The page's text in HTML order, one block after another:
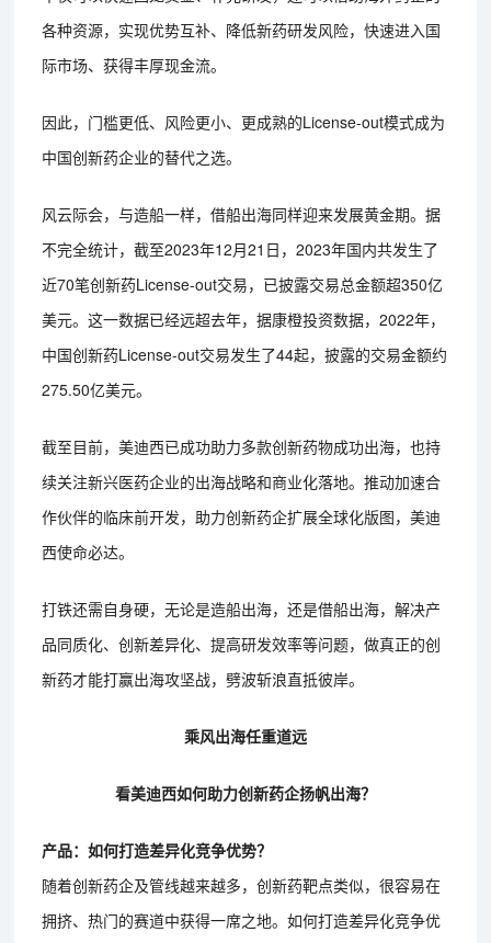
各种资源，实现优势互补、降低新药研发风险，快速进入国
际市场、获得丰厚现金流。
因此，门槛更低、风险更小、更成熟的License-out模式成为
中国创新药企业的替代之选。
风云际会，与造船一样，借船出海同样迎来发展黄金期。据
不完全统计，截至2023年12月21日，2023年国内共发生了
近70笔创新药License-out交易，已披露交易总金额超350亿
美元。这一数据已经远超去年，据康橙投资数据，2022年，
中国创新药License-out交易发生了44起，披露的交易金额约
275.50亿美元。
截至目前，美迪西已成功助力多款创新药物成功出海，也持
续关注新兴医药企业的出海战略和商业化落地。推动加速合
作伙伴的临床前开发，助力创新药企扩展全球化版图，美迪
西使命必达。
打铁还需自身硬，无论是造船出海，还是借船出海，解决产
品同质化、创新差异化、提高研发效率等问题，做真正的创
新药才能打赢出海攻坚战，劈波斩浪直抵彼岸。
乘风出海任重道远
看美迪西如何助力创新药企扬帆出海？
产品：如何打造差异化竞争优势？
随着创新药企及管线越来越多，创新药靶点类似，很容易在
拥挤、热门的赛道中获得一席之地。如何打造差异化竞争优